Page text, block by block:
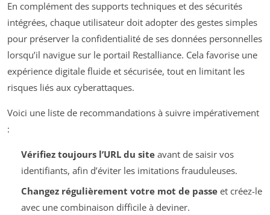
En complément des supports techniques et des sécurités
intégrées, chaque utilisateur doit adopter des gestes simples
pour préserver la confidentialité de ses données personnelles
lorsqu’il navigue sur le portail Restalliance. Cela favorise une
expérience digitale fluide et sécurisée, tout en limitant les
risques liés aux cyberattaques.
Voici une liste de recommandations à suivre impérativement
:
Vérifiez toujours l’URL du siteavant de saisir vos
identifiants, afin d’éviter les imitations frauduleuses.
Changez régulièrement votre mot de passeet créez-le
avec une combinaison difficile à deviner.